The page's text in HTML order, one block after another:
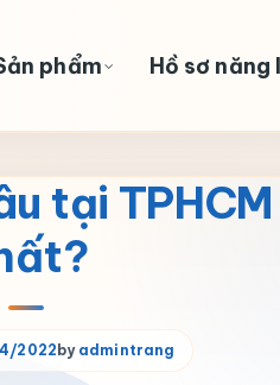
phẩm Hồ sơ năng
tại
2022by admintrang